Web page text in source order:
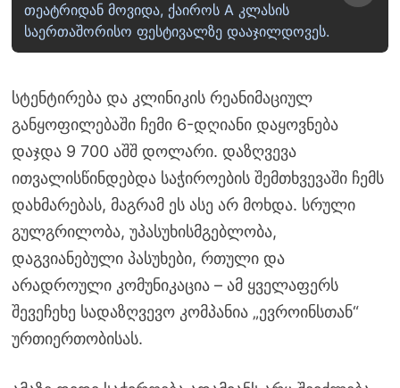
თეატრიდან მოვიდა, ქაიროს A კლასის
საერთაშორისო ფესტივალზე დააჯილდოვეს.
სტენტირება და კლინიკის რეანიმაციულ
განყოფილებაში ჩემი 6-დღიანი დაყოვნება
დაჯდა 9 700 აშშ დოლარი. დაზღვევა
ითვალისწინდებდა საჭიროების შემთხვევაში ჩემს
დახმარებას, მაგრამ ეს ასე არ მოხდა. სრული
გულგრილობა, უპასუხისმგებლობა,
დაგვიანებული პასუხები, რთული და
არადროული კომუნიკაცია – ამ ყველაფერს
შევეჩეხე სადაზღვევო კომპანია „ევროინსთან“
ურთიერთობისას.